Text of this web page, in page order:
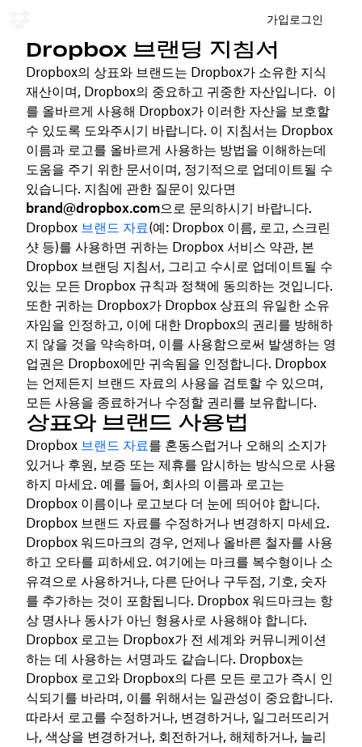
가입 로그인
Dropbox 브랜딩 지침서
Dropbox의 상표와 브랜드는 Dropbox가 소유한 지식
재산이며, Dropbox의 중요하고 귀중한 자산입니다. 이
를 올바르게 사용해 Dropbox가 이러한 자산을 보호할
수 있도록 도와주시기 바랍니다. 이 지침서는 Dropbox
이름과 로고를 올바르게 사용하는 방법을 이해하는데
도움을 주기 위한 문서이며, 정기적으로 업데이트될 수
있습니다. 지침에 관한 질문이 있다면
brand@dropbox.com으로 문의하시기 바랍니다.
Dropbox 브랜드 자료(예: Dropbox 이름, 로고, 스크린
샷 등)를 사용하면 귀하는 Dropbox 서비스 약관, 본
Dropbox 브랜딩 지침서, 그리고 수시로 업데이트될 수
있는 모든 Dropbox 규칙과 정책에 동의하는 것입니다.
또한 귀하는 Dropbox가 Dropbox 상표의 유일한 소유
자임을 인정하고, 이에 대한 Dropbox의 권리를 방해하
지 않을 것을 약속하며, 이를 사용함으로써 발생하는 영
업권은 Dropbox에만 귀속됨을 인정합니다. Dropbox
는 언제든지 브랜드 자료의 사용을 검토할 수 있으며,
모든 사용을 종료하거나 수정할 권리를 보유합니다.
상표와 브랜드 사용법
Dropbox 브랜드 자료를 혼동스럽거나 오해의 소지가
있거나 후원, 보증 또는 제휴를 암시하는 방식으로 사용
하지 마세요. 예를 들어, 회사의 이름과 로고는
Dropbox 이름이나 로고보다 더 눈에 띄어야 합니다.
Dropbox 브랜드 자료를 수정하거나 변경하지 마세요.
Dropbox 워드마크의 경우, 언제나 올바른 철자를 사용
하고 오타를 피하세요. 여기에는 마크를 복수형이나 소
유격으로 사용하거나, 다른 단어나 구두점, 기호, 숫자
를 추가하는 것이 포함됩니다. Dropbox 워드마크는 항
상 명사나 동사가 아닌 형용사로 사용해야 합니다.
Dropbox 로고는 Dropbox가 전 세계와 커뮤니케이션
하는 데 사용하는 서명과도 같습니다. Dropbox는
Dropbox 로고와 Dropbox의 다른 모든 로고가 즉시 인
식되기를 바라며, 이를 위해서는 일관성이 중요합니다.
따라서 로고를 수정하거나, 변경하거나, 일그러뜨리거
나, 색상을 변경하거나, 회전하거나, 해체하거나, 늘리